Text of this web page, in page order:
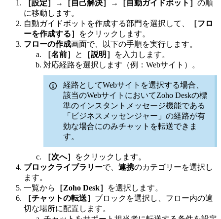
［設定］ → ［自己解決］ → ［自動ガイドボット］ の順
に移動します。
自動ガイドボットを作成する部門を選択して、
［フロ
ーを作成する］
をクリックします。
フローの作成画面で、以下の手順を実行します。
［名前］
と ［説明］
を入力します。
対応経路を選択します（例：Webサイト）。
経路としてWebサイトを選択する場合、
該当のWebサイトにおいてZoho Deskの標
準のインスタントメッセージ機能である
「ビジネスメッセンジャー」の経路が有
効な場合にのみチャットを転送できま
す。
［次へ］
をクリックします。
ブロックライブラリーで、 連携のカテゴリーを選択し
ます。
一覧から
［Zoho Desk］
を選択します。
［チャットの転送］ ブロックを選択し、フロー内の適
切な場所に配置します。